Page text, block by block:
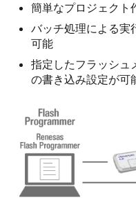
簡単なプロジェクト
バッチ処理による実
可能
指定したフラッシュ
の書き込み設定が可
像